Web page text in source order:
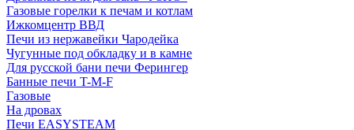
Газовые горелки к печам и котлам
Ижкомцентр ВВД
Печи из нержавейки Чародейка
Чугунные под обкладку и в камне
Для русской бани печи Ферингер
Банные печи T-M-F
Газовые
На дровах
Печи EASYSTEAM